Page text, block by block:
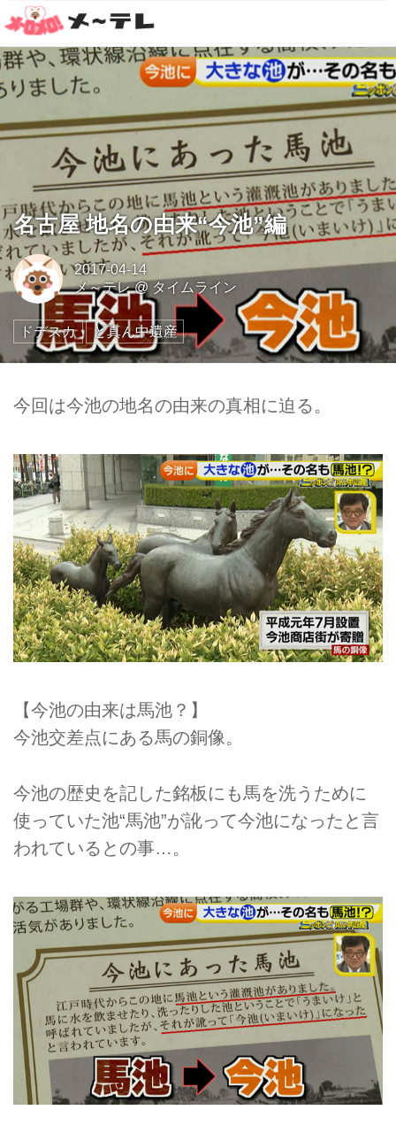
名古屋 地名の由来“今池”編
2017-04-14
メ～テレ@ タイムライン
ドデスカ ど真ん中遺産
今回は今池の地名の由来の真相に迫る。
【今池の由来は馬池？】
今池交差点にある馬の銅像。
今池の歴史を記した銘板にも馬を洗うために
使っていた池“馬池”が訛って今池になったと言
われているとの事…。